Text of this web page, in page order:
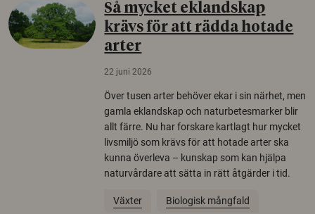
Så mycket eklandskap
krävs för att rädda hotade
arter
22 juni 2026
Över tusen arter behöver ekar i sin närhet, men
gamla eklandskap och naturbetesmarker blir
allt färre. Nu har forskare kartlagt hur mycket
livsmiljö som krävs för att hotade arter ska
kunna överleva – kunskap som kan hjälpa
naturvårdare att sätta in rätt åtgärder i tid.
Växter Biologisk mångfald